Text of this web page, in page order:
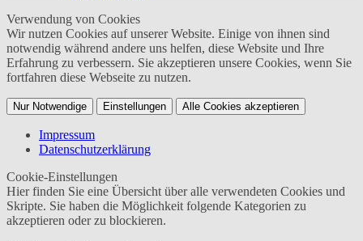
Verwendung von Cookies
Wir nutzen Cookies auf unserer Website. Einige von ihnen sind
notwendig während andere uns helfen, diese Website und Ihre
Erfahrung zu verbessern. Sie akzeptieren unsere Cookies, wenn Sie
fortfahren diese Webseite zu nutzen.
Nur Notwendige Einstellungen Alle Cookies akzeptieren
Impressum
Datenschutzerklärung
Cookie-Einstellungen
Hier finden Sie eine Übersicht über alle verwendeten Cookies und
Skripte. Sie haben die Möglichkeit folgende Kategorien zu
akzeptieren oder zu blockieren.